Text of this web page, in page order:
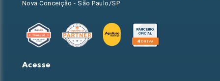
Nova Conceição - São Paulo/SP
Acesse